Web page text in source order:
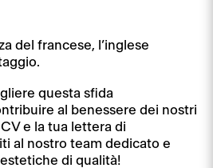
del francese, l’inglese
questa sfida
al benessere dei nostri
e la tua lettera di
al nostro team dedicato e
di qualità!